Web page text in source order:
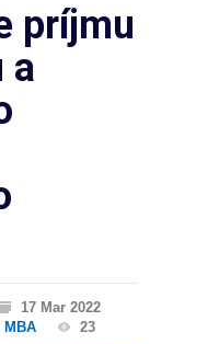
príjmu
a
17 Mar 2022
MBA
23